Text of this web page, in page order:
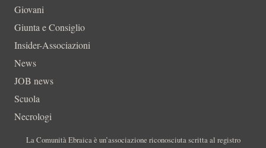
Giovani
Giunta e Consiglio
Insider-Associazioni
News
JOB news
Scuola
Necrologi
La Comunità Ebraica è un’associazione riconosciuta scritta al registro